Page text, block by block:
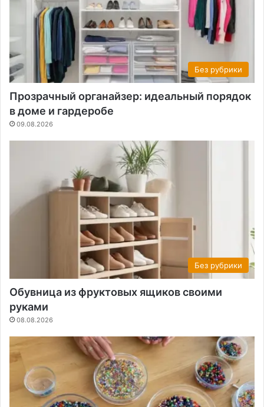
Без рубрики
Прозрачный органайзер: идеальный порядок
в доме и гардеробе
09.08.2026
Без рубрики
Обувница из фруктовых ящиков своими
руками
08.08.2026